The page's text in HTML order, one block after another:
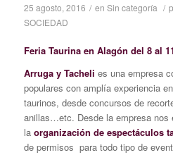
25 agosto, 2016 / en Sin categoría /
SOCIEDAD
Feria Taurina en Alagón del 8 al
Arruga y Tacheli es una empresa
populares con amplía experiencia
taurinos, desde concursos de
anillas…etc. Desde la empresa nos
la organización de espectáculos
de permisos para todo tipo de